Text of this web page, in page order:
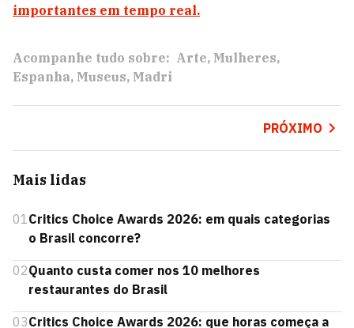
importantes em tempo real.
Acompanhe tudo sobre: Arte Mulheres
Espanha Museus Madri
PRÓXIMO
Mais lidas
01Critics Choice Awards 2026: em quais categorias
o Brasil concorre?
02Quanto custa comer nos 10 melhores
restaurantes do Brasil
03Critics Choice Awards 2026: que horas começa a